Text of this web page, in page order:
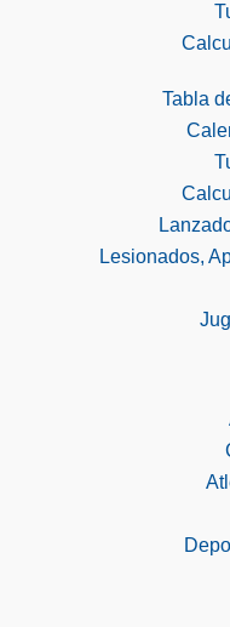
Tabla
Lesionados,